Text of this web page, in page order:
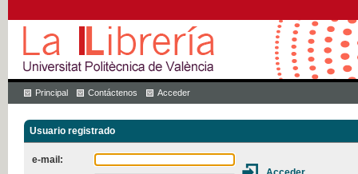
Principal Contáctenos Acceder
Usuario registrado
e-mail: